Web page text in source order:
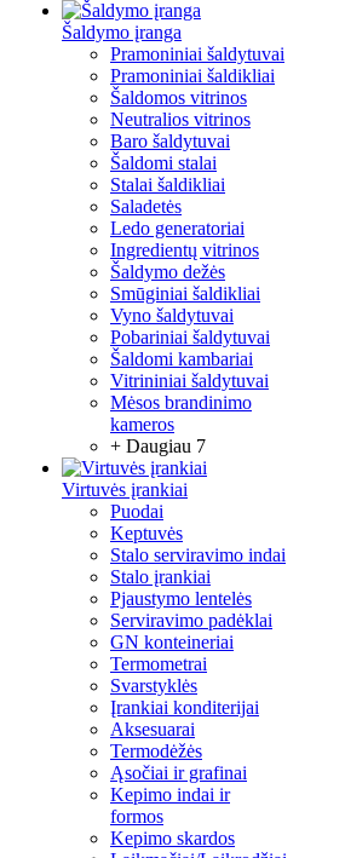
Šaldymo įranga
Pramoniniai šaldytuvai
Pramoniniai šaldikliai
Šaldomos vitrinos
Neutralios vitrinos
Baro šaldytuvai
Šaldomi stalai
Stalai šaldikliai
Saladetės
Ledo generatoriai
Ingredientų vitrinos
Šaldymo dežės
Smūginiai šaldikliai
Vyno šaldytuvai
Pobariniai šaldytuvai
Šaldomi kambariai
Vitrininiai šaldytuvai
Mėsos brandinimo
kameros
+ Daugiau 7
Virtuvės įrankiai
Puodai
Keptuvės
Stalo serviravimo indai
Stalo įrankiai
Pjaustymo lentelės
Serviravimo padėklai
GN konteineriai
Termometrai
Svarstyklės
Įrankiai konditerijai
Aksesuarai
Termodėžės
Ąsočiai ir grafinai
Kepimo indai ir
formos
Kepimo skardos